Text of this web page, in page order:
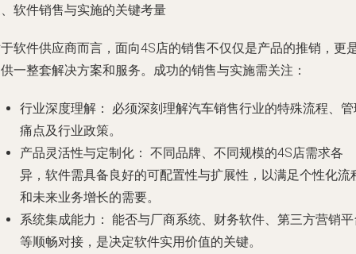
软件销售与实施的关键考量
软件供应商而言，面向4S店的销售不仅仅是产品的推销，更
一整套解决方案和服务。成功的销售与实施需关注：
行业深度理解：
必须深刻理解汽车销售行业的特殊流程、
痛点及行业政策。
产品灵活性与定制化： 不同品牌、不同规模的4S店需求各
异，软件需具备良好的可配置性与扩展性，以满足个性化流
和未来业务增长的需要。
系统集成能力： 能否与厂商系统、财务软件、第三方营销
等顺畅对接，是决定软件实用价值的关键。